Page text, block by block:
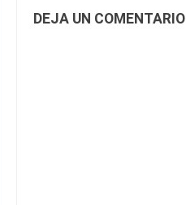
DEJA UN COMENTARIO